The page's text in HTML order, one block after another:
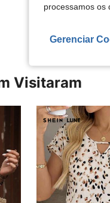
Ver Mais
Visitaram
processamos
Gerenciar